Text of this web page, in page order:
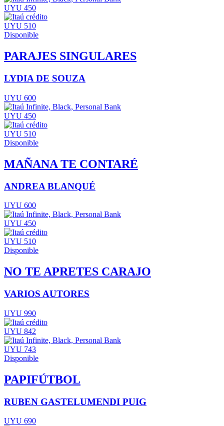
UYU 450
UYU 510
Disponible
PARAJES SINGULARES
LYDIA DE SOUZA
UYU 600
UYU 450
UYU 510
Disponible
MAÑANA TE CONTARÉ
ANDREA BLANQUÉ
UYU 600
UYU 450
UYU 510
Disponible
NO TE APRETES CARAJO
VARIOS AUTORES
UYU 990
UYU 842
UYU 743
Disponible
PAPIFÚTBOL
RUBEN GASTELUMENDI PUIG
UYU 690